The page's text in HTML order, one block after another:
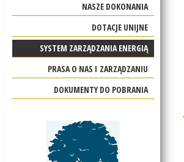
NASZE DOKONANIA
DOTACJE UNIJNE
SYSTEM ZARZĄDZANIA ENERGIĄ
PRASA O NAS I ZARZĄDZANIU
DOKUMENTY DO POBRANIA